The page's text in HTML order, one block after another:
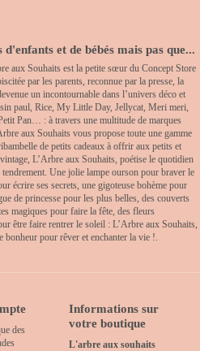
et de bébés mais pas que...
aux Souhaits est la petite sœur du Concept Store
par les parents, reconnue par la presse, la
un incontournable dans l’univers déco et
paul, Rice, My Little Day, Jellycat, Meri meri,
Pan… : à travers une multitude de marques
aux Souhaits vous propose toute une gamme
de petits cadeaux à offrir aux petits et
L’Arbre aux Souhaits, poétise le quotidien
tendrement. Une jolie lampe ourson pour braver le
écrire ses secrets, une gigoteuse bohème pour
de princesse pour les plus belles, des couverts
magiques pour faire la fête, des fleurs
être faire rentrer le soleil : L’Arbre aux Souhaits,
bonheur pour rêver et enchanter la vie !.
des
Informations sur
votre boutique
L'arbre aux souhaits